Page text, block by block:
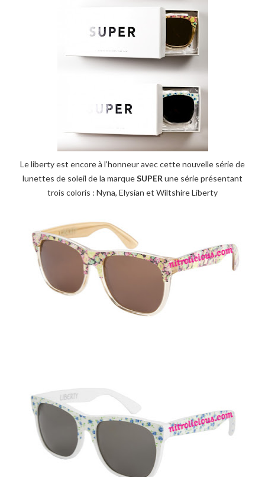
Le liberty est encore à l’honneur avec cette nouvelle série de
lunettes de soleil de la marqueSUPER une série présentant
trois coloris : Nyna, Elysian et Wiltshire Liberty